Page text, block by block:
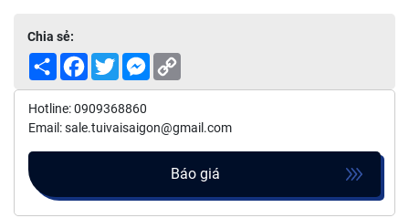
Chia sẻ:
Share Facebook
TwitterMessenger
Hotline: 0909368860
Email: sale.tuivaisaigon@gmail.com
Báo giá